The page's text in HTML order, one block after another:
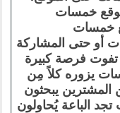
خمسات
أو حتى المشاركة
فرصة كبيرة
يزوره كلاً مِن
المشترين يبحثون
الباعة يُحاولون